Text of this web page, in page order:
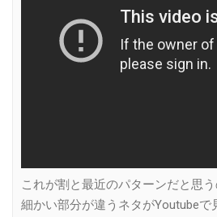
これが割と最近のパターンだと思
細かい部分が違うネタがYoutubeで